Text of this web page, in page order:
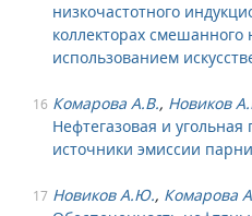
низкочастотного
коллекторах
использованием
16 Комарова А.В., Новиков
Нефтегазовая и
источники эмиссии
17 Новиков А.Ю., Комарова